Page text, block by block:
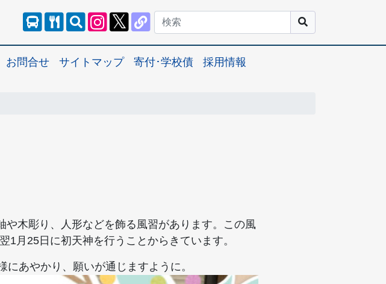
お問合せ サイトマップ 寄付･学校債 採用情報
木彫り、人形などを飾る風習があります。この風
月25日に初天神を行うことからきています。
あやかり、願いが通じますように。